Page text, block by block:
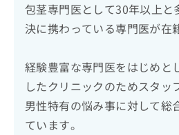
包茎専門医として30年以上と
決に携わっている専門医が在
経験豊富な専門医をはじめと
したクリニックのためスタッ
男性特有の悩み事に対して総
ています。